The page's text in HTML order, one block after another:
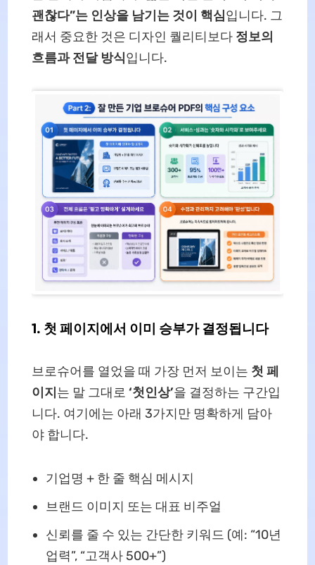
괜찮다”는 인상을 남기는 것이 핵심 입니다. 그
래서 중요한 것은 디자인 퀄리티보다 정보의
흐름과 전달 방식입니다.
1. 첫 페이지에서 이미 승부가 결정됩니다
브로슈어를 열었을 때 가장 먼저 보이는 첫 페
이지 는 말 그대로 ‘첫인상’을 결정하는 구간입
니다. 여기에는 아래 3가지만 명확하게 담아
야 합니다.
기업명 + 한 줄 핵심 메시지
브랜드 이미지 또는 대표 비주얼
신뢰를 줄 수 있는 간단한 키워드 (예: “10년
업력”, “고객사 500+”)